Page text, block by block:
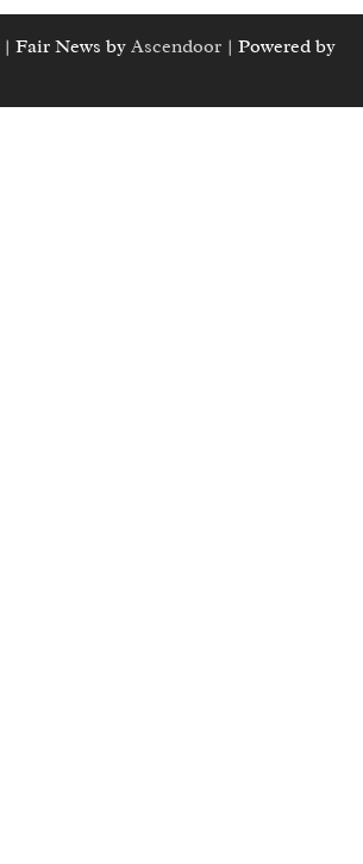
| Fair News by Ascendoor | Powered by